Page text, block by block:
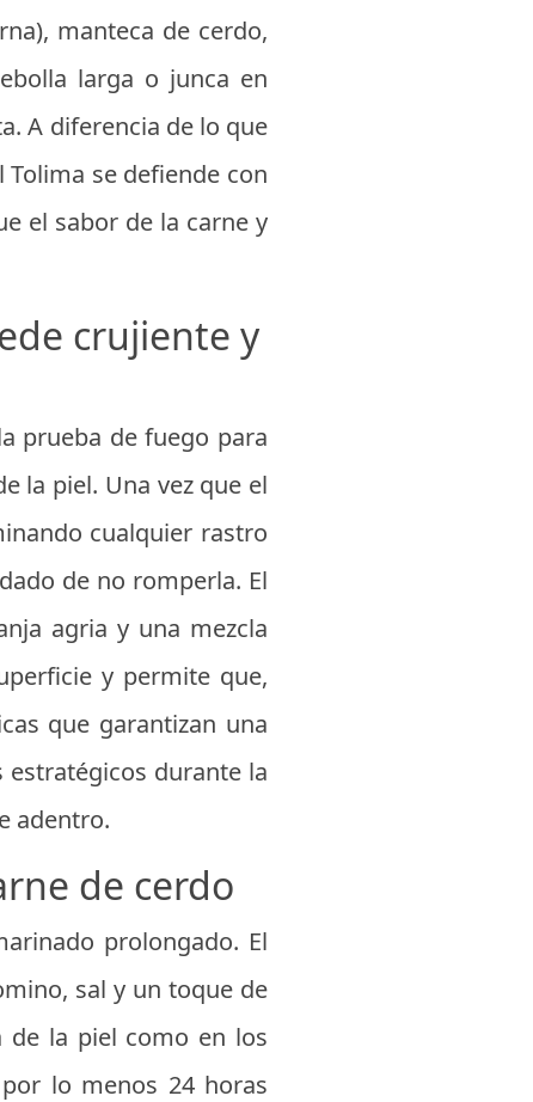
manteca de cerdo,
larga o junca en
A diferencia de lo que
se defiende con
el sabor de la carne y
crujiente y
prueba de fuego para
la piel. Una vez que el
cualquier rastro
de no romperla. El
agria y una mezcla
y permite que,
que garantizan una
durante la
adentro.
de cerdo
prolongado. El
sal y un toque de
de la piel como en los
lo menos 24 horas